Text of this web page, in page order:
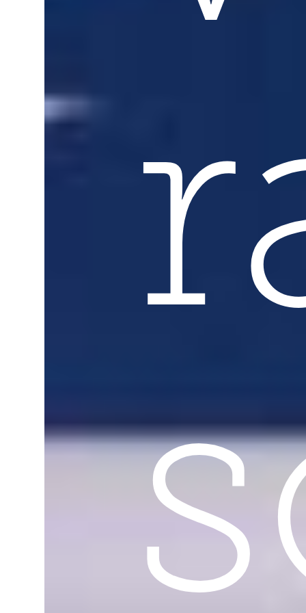
politique
données
Cookies
essentiels